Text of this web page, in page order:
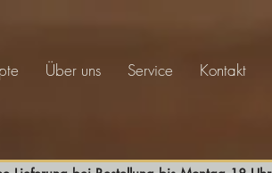
Über uns Service Kontakt